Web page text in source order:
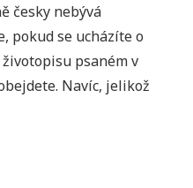
česky nebývá
pokud se ucházíte o
psaném v
Navíc, jelikož